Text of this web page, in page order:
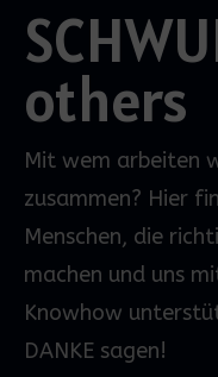
others
Mit wem arbeiten
zusammen? Hier
Menschen, die
machen und uns
Knowhow
DANKE sagen!